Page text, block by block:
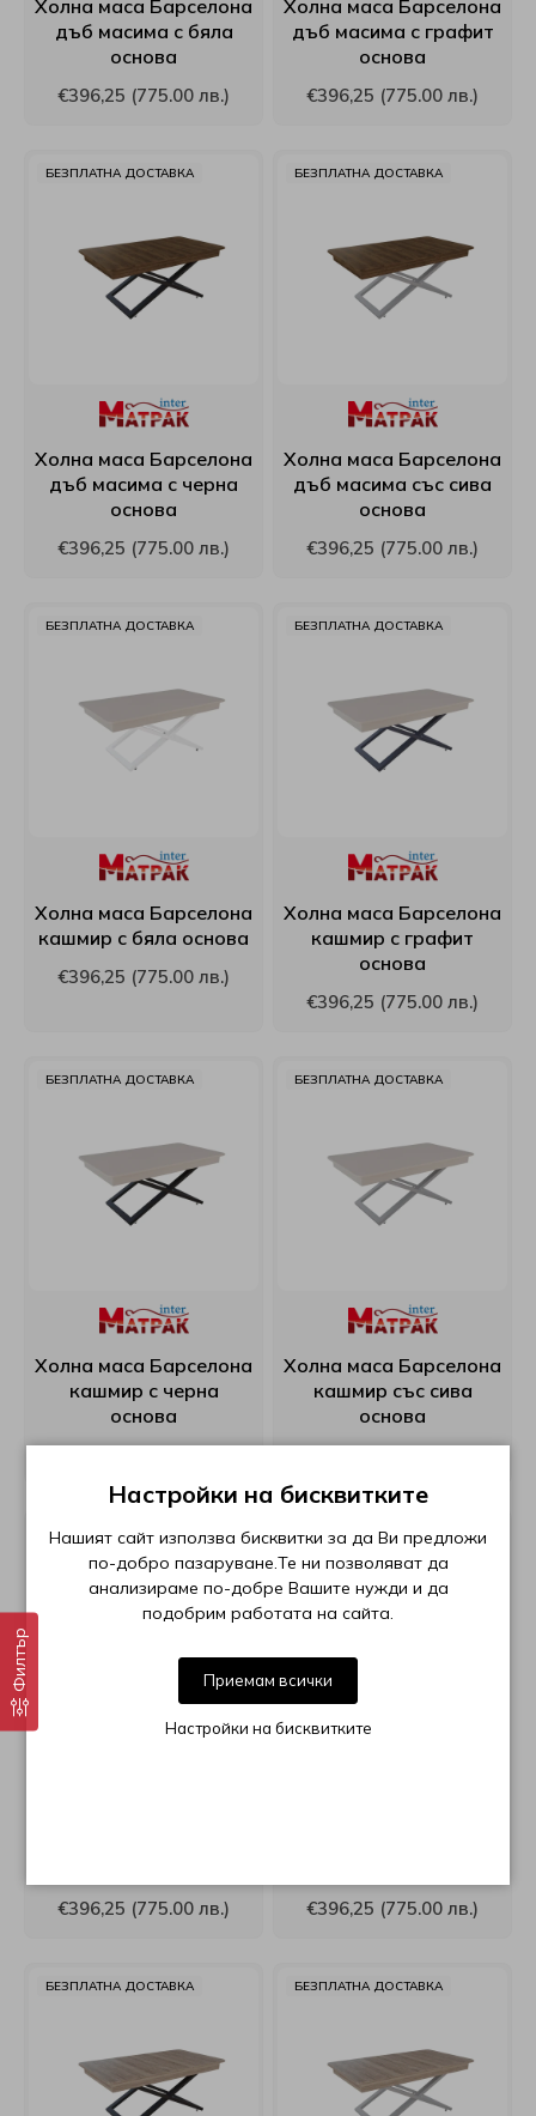
Филтър
Холна маса Барселона
дъб масима с бяла
основа
€396,25 (775.00 лв.)
Холна маса Барселона
дъб масима с графит
основа
€396,25 (775.00 лв.)
БЕЗПЛАТНА ДОСТАВКА
Холна маса Барселона
дъб масима с черна
основа
€396,25 (775.00 лв.)
БЕЗПЛАТНА ДОСТАВКА
Холна маса Барселона
дъб масима със сива
основа
€396,25 (775.00 лв.)
БЕЗПЛАТНА ДОСТАВКА
Холна маса Барселона
кашмир с бяла основа
€396,25 (775.00 лв.)
БЕЗПЛАТНА ДОСТАВКА
Холна маса Барселона
кашмир с графит
основа
€396,25 (775.00 лв.)
БЕЗПЛАТНА ДОСТАВКА
Холна маса Барселона
кашмир с черна
основа
БЕЗПЛАТНА ДОСТАВКА
Холна маса Барселона
кашмир със сива
основа
БЕЗПЛАТНА ДОСТАВКА
€396,25 (775.00 лв.)
БЕЗПЛАТНА ДОСТАВКА
€396,25 (775.00 лв.)
БЕЗПЛАТНА ДОСТАВКА БЕЗПЛАТНА ДОСТАВКА
Настройки на бисквитките
Нашият сайт използва бисквитки за да Ви предложи
по-добро пазаруване.Те ни позволяват да
анализираме по-добре Вашите нужди и да
подобрим работата на сайта.
Приемам всички
Настройки на бисквитките
Интерматрак
Ирим
Латекс
Мебели Димов
Мебели Креатив
Нани